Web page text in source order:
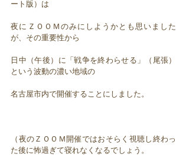
ート版）は
夜にＺＯＯＭのみにしようかとも思いました
が、その重要性から
日中（午後）に「戦争を終わらせる」（尾張）
という波動の濃い地域の
名古屋市内で開催することにしました。
（夜のＺＯＯＭ開催ではおそらく視聴し終わっ
た後に怖過ぎて寝れなくなるでしょう。